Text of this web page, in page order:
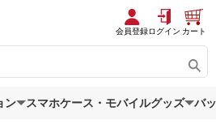
会員登録ログイン カート
ン スマホケース・モバイルグッズ バ